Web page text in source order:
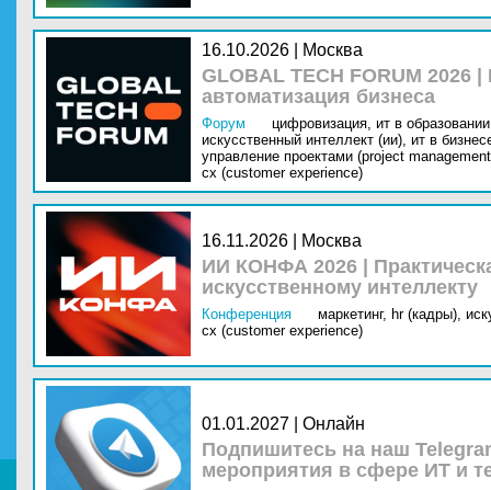
16.10.2026 | Москва
GLOBAL TECH FORUM
автоматизация бизнеса
Форум цифровизация, ит в
искусственный интеллект (ии), ит в
управление проектами (project
cx (customer experience)
16.11.2026 | Москва
ИИ КОНФА 2026 |
искусственному интеллекту
Конференция маркетинг, hr (кадры),
cx (customer experience)
01.01.2027 | Онлайн
Подпишитесь на наш
мероприятия в сфере ИТ и